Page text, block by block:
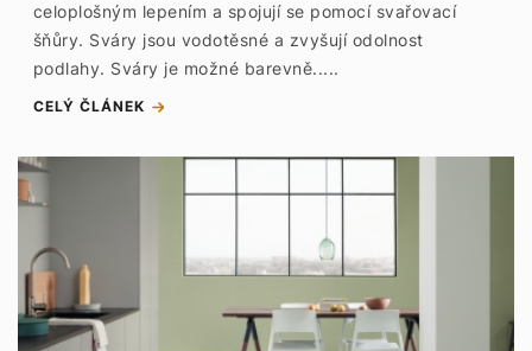
celoplošným lepením a spojují se pomocí svařovací
šňůry. Sváry jsou vodotěsné a zvyšují odolnost
podlahy. Sváry je možné barevně.....
CELÝ ČLÁNEK